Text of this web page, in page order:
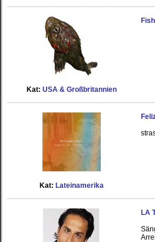
Kat: USA & Großbritannien
Kat: Lateinamerika
LA